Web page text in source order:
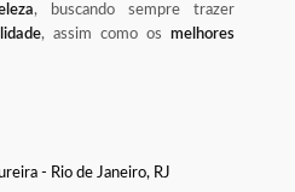
, buscando sempre trazer
, assim como os melhores
- Rio de Janeiro, RJ